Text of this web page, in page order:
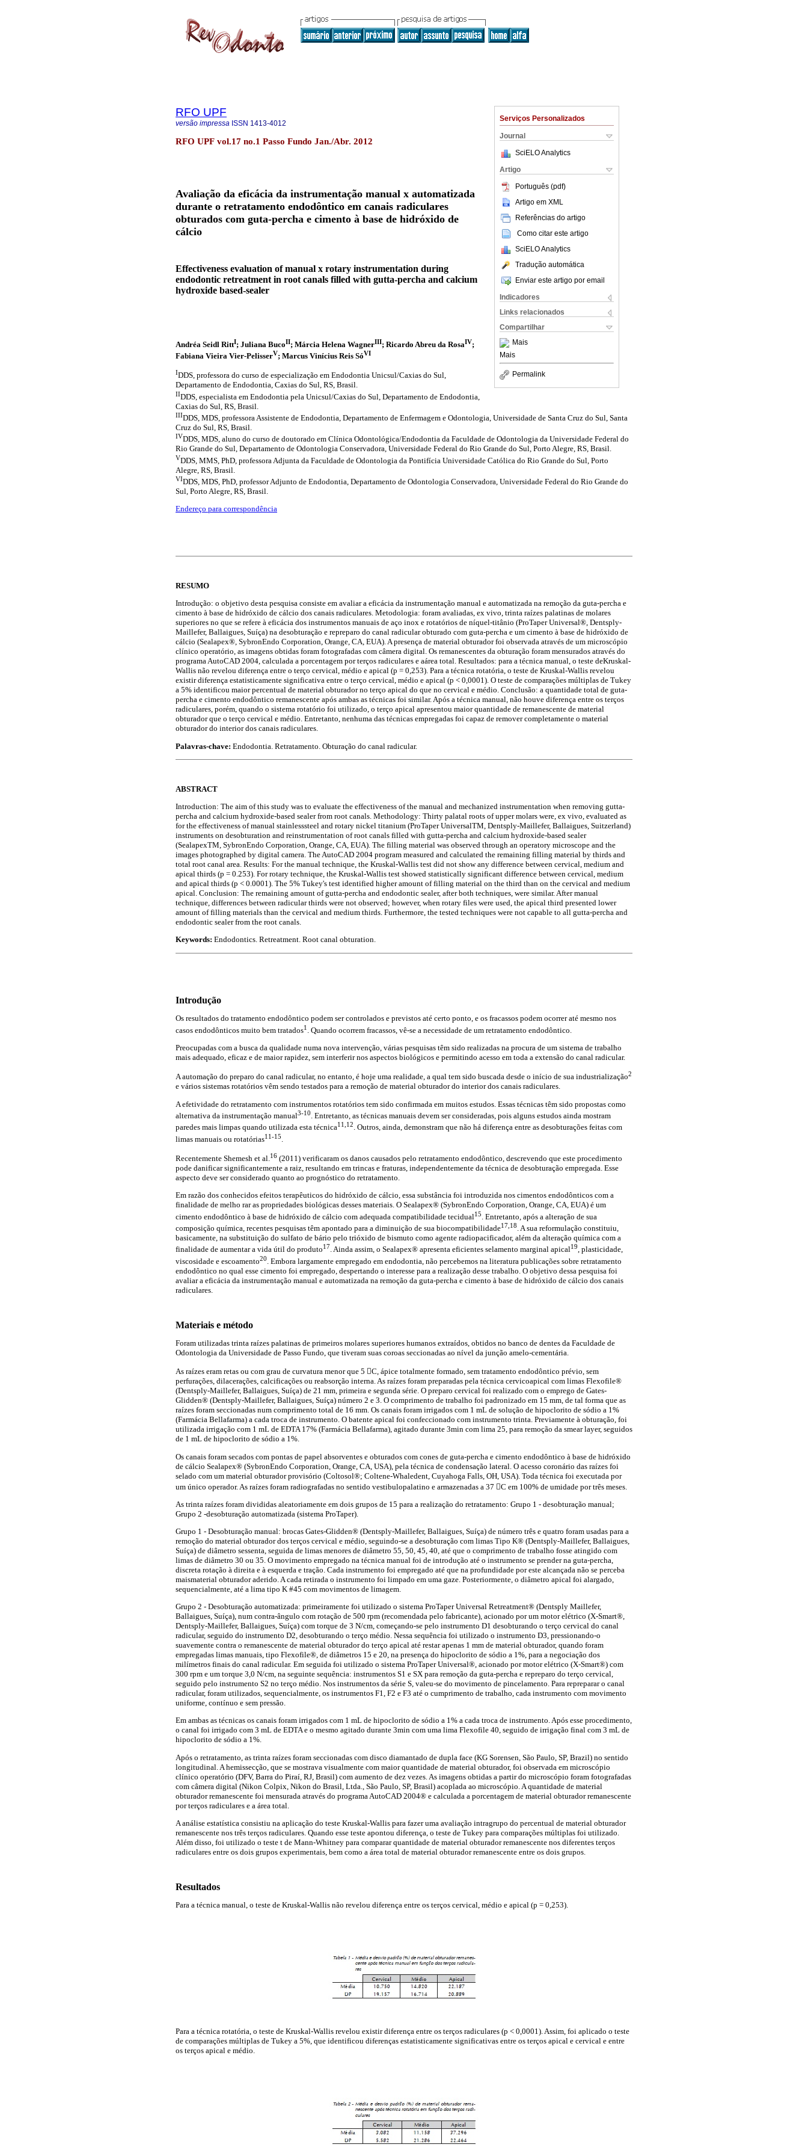
Serviços Personalizados
Journal
SciELO Analytics
Artigo
Português (pdf)
Artigo em XML
Referências do artigo
Como citar este artigo
SciELO Analytics
Tradução automática
Enviar este artigo por email
Indicadores
Links relacionados
Compartilhar
Mais
Mais
Permalink
RFO UPF
versão impressa ISSN 1413-4012
RFO UPF vol.17 no.1 Passo Fundo Jan./Abr. 2012
Avaliação da eficácia da instrumentação manual x automatizada
durante o retratamento endodôntico em canais radiculares
obturados com guta-percha e cimento à base de hidróxido de
cálcio
Effectiveness evaluation of manual x rotary instrumentation during
endodontic retreatment in root canals filled with gutta-percha and calcium
hydroxide based-sealer
Andréa Seidl RittI; Juliana BucoII; Márcia Helena WagnerIII; Ricardo Abreu da RosaIV;
Fabiana Vieira Vier-PelisserV; Marcus Vinícius Reis SóVI
IDDS, professora do curso de especialização em Endodontia Unicsul/Caxias do Sul,
Departamento de Endodontia, Caxias do Sul, RS, Brasil.
IIDDS, especialista em Endodontia pela Unicsul/Caxias do Sul, Departamento de Endodontia,
Caxias do Sul, RS, Brasil.
IIIDDS, MDS, professora Assistente de Endodontia, Departamento de Enfermagem e Odontologia, Universidade de Santa Cruz do Sul, Santa
Cruz do Sul, RS, Brasil.
IVDDS, MDS, aluno do curso de doutorado em Clínica Odontológica/Endodontia da Faculdade de Odontologia da Universidade Federal do
Rio Grande do Sul, Departamento de Odontologia Conservadora, Universidade Federal do Rio Grande do Sul, Porto Alegre, RS, Brasil.
VDDS, MMS, PhD, professora Adjunta da Faculdade de Odontologia da Pontifícia Universidade Católica do Rio Grande do Sul, Porto
Alegre, RS, Brasil.
VIDDS, MDS, PhD, professor Adjunto de Endodontia, Departamento de Odontologia Conservadora, Universidade Federal do Rio Grande do
Sul, Porto Alegre, RS, Brasil.
Endereço para correspondência
RESUMO
Introdução: o objetivo desta pesquisa consiste em avaliar a eficácia da instrumentação manual e automatizada na remoção da guta-percha e
cimento à base de hidróxido de cálcio dos canais radiculares. Metodologia: foram avaliadas, ex vivo, trinta raízes palatinas de molares
superiores no que se refere à eficácia dos instrumentos manuais de aço inox e rotatórios de níquel-titânio (ProTaper Universal®, Dentsply-
Maillefer, Ballaigues, Suíça) na desobturação e repreparo do canal radicular obturado com guta-percha e um cimento à base de hidróxido de
cálcio (Sealapex®, SybronEndo Corporation, Orange, CA, EUA). A presença de material obturador foi observada através de um microscópio
clínico operatório, as imagens obtidas foram fotografadas com câmera digital. Os remanescentes da obturação foram mensurados através do
programa AutoCAD 2004, calculada a porcentagem por terços radiculares e aárea total. Resultados: para a técnica manual, o teste deKruskal-
Wallis não revelou diferença entre o terço cervical, médio e apical (p = 0,253). Para a técnica rotatória, o teste de Kruskal-Wallis revelou
existir diferença estatisticamente significativa entre o terço cervical, médio e apical (p < 0,0001). O teste de comparações múltiplas de Tukey
a 5% identificou maior percentual de material obturador no terço apical do que no cervical e médio. Conclusão: a quantidade total de guta-
percha e cimento endodôntico remanescente após ambas as técnicas foi similar. Após a técnica manual, não houve diferença entre os terços
radiculares, porém, quando o sistema rotatório foi utilizado, o terço apical apresentou maior quantidade de remanescente de material
obturador que o terço cervical e médio. Entretanto, nenhuma das técnicas empregadas foi capaz de remover completamente o material
obturador do interior dos canais radiculares.
Palavras-chave: Endodontia. Retratamento. Obturação do canal radicular.
ABSTRACT
Introduction: The aim of this study was to evaluate the effectiveness of the manual and mechanized instrumentation when removing gutta-
percha and calcium hydroxide-based sealer from root canals. Methodology: Thirty palatal roots of upper molars were, ex vivo, evaluated as
for the effectiveness of manual stainlesssteel and rotary nickel titanium (ProTaper UniversalTM, Dentsply-Maillefer, Ballaigues, Suitzerland)
instruments on desobturation and reinstrumentation of root canals filled with gutta-percha and calcium hydroxide-based sealer
(SealapexTM, SybronEndo Corporation, Orange, CA, EUA). The filling material was observed through an operatory microscope and the
images photographed by digital camera. The AutoCAD 2004 program measured and calculated the remaining filling material by thirds and
total root canal area. Results: For the manual technique, the Kruskal-Wallis test did not show any difference between cervical, medium and
apical thirds (p = 0.253). For rotary technique, the Kruskal-Wallis test showed statistically significant difference between cervical, medium
and apical thirds (p < 0.0001). The 5% Tukey's test identified higher amount of filling material on the third than on the cervical and medium
apical. Conclusion: The remaining amount of gutta-percha and endodontic sealer, after both techniques, were similar. After manual
technique, differences between radicular thirds were not observed; however, when rotary files were used, the apical third presented lower
amount of filling materials than the cervical and medium thirds. Furthermore, the tested techniques were not capable to all gutta-percha and
endodontic sealer from the root canals.
Keywords: Endodontics. Retreatment. Root canal obturation.
Introdução
Os resultados do tratamento endodôntico podem ser controlados e previstos até certo ponto, e os fracassos podem ocorrer até mesmo nos
casos endodônticos muito bem tratados1
. Quando ocorrem fracassos, vê-se a necessidade de um retratamento endodôntico.
Preocupadas com a busca da qualidade numa nova intervenção, várias pesquisas têm sido realizadas na procura de um sistema de trabalho
mais adequado, eficaz e de maior rapidez, sem interferir nos aspectos biológicos e permitindo acesso em toda a extensão do canal radicular.
A automação do preparo do canal radicular, no entanto, é hoje uma realidade, a qual tem sido buscada desde o início de sua industrialização2
e vários sistemas rotatórios vêm sendo testados para a remoção de material obturador do interior dos canais radiculares.
A efetividade do retratamento com instrumentos rotatórios tem sido confirmada em muitos estudos. Essas técnicas têm sido propostas como
alternativa da instrumentação manual3-10 . Entretanto, as técnicas manuais devem ser consideradas, pois alguns estudos ainda mostram
paredes mais limpas quando utilizada esta técnica11,12. Outros, ainda, demonstram que não há diferença entre as desobturações feitas com
limas manuais ou rotatórias11-15
Recentemente Shemesh et al.16 (2011) verificaram os danos causados pelo retratamento endodôntico, descrevendo que este procedimento
pode danificar significantemente a raiz, resultando em trincas e fraturas, independentemente da técnica de desobturação empregada. Esse
aspecto deve ser considerado quanto ao prognóstico do retratamento.
Em razão dos conhecidos efeitos terapêuticos do hidróxido de cálcio, essa substância foi introduzida nos cimentos endodônticos com a
finalidade de melho rar as propriedades biológicas desses materiais. O Sealapex® (SybronEndo Corporation, Orange, CA, EUA) é um
cimento endodôntico à base de hidróxido de cálcio com adequada compatibilidade tecidual15 . Entretanto, após a alteração de sua
composição química, recentes pesquisas têm apontado para a diminuição de sua biocompatibilidade17,18 . A sua reformulação constituiu,
basicamente, na substituição do sulfato de bário pelo trióxido de bismuto como agente radiopacificador, além da alteração química com a
finalidade de aumentar a vida útil do produto17. Ainda assim, o Sealapex® apresenta eficientes selamento marginal apical19, plasticidade,
viscosidade e escoamento20 . Embora largamente empregado em endodontia, não percebemos na literatura publicações sobre retratamento
endodôntico no qual esse cimento foi empregado, despertando o interesse para a realização desse trabalho. O objetivo dessa pesquisa foi
avaliar a eficácia da instrumentação manual e automatizada na remoção da guta-percha e cimento à base de hidróxido de cálcio dos canais
radiculares.
Materiais e método
Foram utilizadas trinta raízes palatinas de primeiros molares superiores humanos extraídos, obtidos no banco de dentes da Faculdade de
Odontologia da Universidade de Passo Fundo, que tiveram suas coroas seccionadas ao nível da junção amelo-cementária.
As raízes eram retas ou com grau de curvatura menor que 5 C, ápice totalmente formado, sem tratamento endodôntico prévio, sem
perfurações, dilacerações, calcificações ou reabsorção interna. As raízes foram preparadas pela técnica cervicoapical com limas Flexofile®
(Dentsply-Maillefer, Ballaigues, Suíça) de 21 mm, primeira e segunda série. O preparo cervical foi realizado com o emprego de Gates-
Glidden® (Dentsply-Maillefer, Ballaigues, Suíça) número 2 e 3. O comprimento de trabalho foi padronizado em 15 mm, de tal forma que as
raízes foram seccionadas num comprimento total de 16 mm. Os canais foram irrigados com 1 mL de solução de hipoclorito de sódio a 1%
(Farmácia Bellafarma) a cada troca de instrumento. O batente apical foi confeccionado com instrumento trinta. Previamente à obturação, foi
utilizada irrigação com 1 mL de EDTA 17% (Farmácia Bellafarma), agitado durante 3min com lima 25, para remoção da smear layer, seguidos
de 1 mL de hipoclorito de sódio a 1%.
Os canais foram secados com pontas de papel absorventes e obturados com cones de guta-percha e cimento endodôntico à base de hidróxido
de cálcio Sealapex® (SybronEndo Corporation, Orange, CA, USA), pela técnica de condensação lateral. O acesso coronário das raízes foi
selado com um material obturador provisório (Coltosol®; Coltene-Whaledent, Cuyahoga Falls, OH, USA). Toda técnica foi executada por
um único operador. As raízes foram radiografadas no sentido vestibulopalatino e armazenadas a 37 C em 100% de umidade por três meses.
As trinta raízes foram divididas aleatoriamente em dois grupos de 15 para a realização do retratamento: Grupo 1 - desobturação manual;
Grupo 2 -desobturação automatizada (sistema ProTaper).
Grupo 1 - Desobturação manual: brocas Gates-Glidden® (Dentsply-Maillefer, Ballaigues, Suíça) de número três e quatro foram usadas para a
remoção do material obturador dos terços cervical e médio, seguindo-se a desobturação com limas Tipo K® (Dentsply-Maillefer, Ballaigues,
Suíça) de diâmetro sessenta, seguida de limas menores de diâmetro 55, 50, 45, 40, até que o comprimento de trabalho fosse atingido com
limas de diâmetro 30 ou 35. O movimento empregado na técnica manual foi de introdução até o instrumento se prender na guta-percha,
discreta rotação à direita e à esquerda e tração. Cada instrumento foi empregado até que na profundidade por este alcançada não se perceba
maismaterial obturador aderido. A cada retirada o instrumento foi limpado em uma gaze. Posteriormente, o diâmetro apical foi alargado,
sequencialmente, até a lima tipo K #45 com movimentos de limagem.
Grupo 2 - Desobturação automatizada: primeiramente foi utilizado o sistema ProTaper Universal Retreatment® (Dentsply Maillefer,
Ballaigues, Suíça), num contra-ângulo com rotação de 500 rpm (recomendada pelo fabricante), acionado por um motor elétrico (X-Smart®,
Dentsply-Maillefer, Ballaigues, Suíça) com torque de 3 N/cm, começando-se pelo instrumento D1 desobturando o terço cervical do canal
radicular, seguido do instrumento D2, desobturando o terço médio. Nessa sequência foi utilizado o instrumento D3, pressionando-o
suavemente contra o remanescente de material obturador do terço apical até restar apenas 1 mm de material obturador, quando foram
empregadas limas manuais, tipo Flexofile®, de diâmetros 15 e 20, na presença do hipoclorito de sódio a 1%, para a negociação dos
milímetros finais do canal radicular. Em seguida foi utilizado o sistema ProTaper Universal®, acionado por motor elétrico (X-Smart®) com
300 rpm e um torque 3,0 N/cm, na seguinte sequência: instrumentos S1 e SX para remoção da guta-percha e repreparo do terço cervical,
seguido pelo instrumento S2 no terço médio. Nos instrumentos da série S, valeu-se do movimento de pincelamento. Para repreparar o canal
radicular, foram utilizados, sequencialmente, os instrumentos F1, F2 e F3 até o cumprimento de trabalho, cada instrumento com movimento
uniforme, contínuo e sem pressão.
Em ambas as técnicas os canais foram irrigados com 1 mL de hipoclorito de sódio a 1% a cada troca de instrumento. Após esse procedimento,
o canal foi irrigado com 3 mL de EDTA e o mesmo agitado durante 3min com uma lima Flexofile 40, seguido de irrigação final com 3 mL de
hipoclorito de sódio a 1%.
Após o retratamento, as trinta raízes foram seccionadas com disco diamantado de dupla face (KG Sorensen, São Paulo, SP, Brazil) no sentido
longitudinal. A hemissecção, que se mostrava visualmente com maior quantidade de material obturador, foi observada em microscópio
clínico operatório (DFV, Barra do Piraí, RJ, Brasil) com aumento de dez vezes. As imagens obtidas a partir do microscópio foram fotografadas
com câmera digital (Nikon Colpix, Nikon do Brasil, Ltda., São Paulo, SP, Brasil) acoplada ao microscópio. A quantidade de material
obturador remanescente foi mensurada através do programa AutoCAD 2004® e calculada a porcentagem de material obturador remanescente
por terços radiculares e a área total.
A análise estatística consistiu na aplicação do teste Kruskal-Wallis para fazer uma avaliação intragrupo do percentual de material obturador
remanescente nos três terços radiculares. Quando esse teste apontou diferença, o teste de Tukey para comparações múltiplas foi utilizado.
Além disso, foi utilizado o teste t de Mann-Whitney para comparar quantidade de material obturador remanescente nos diferentes terços
radiculares entre os dois grupos experimentais, bem como a área total de material obturador remanescente entre os dois grupos.
Resultados
Para a técnica manual, o teste de Kruskal-Wallis não revelou diferença entre os terços cervical, médio e apical (p = 0,253).
Para a técnica rotatória, o teste de Kruskal-Wallis revelou existir diferença entre os terços radiculares (p < 0,0001). Assim, foi aplicado o teste
de comparações múltiplas de Tukey a 5%, que identificou diferenças estatisticamente significativas entre os terços apical e cervical e entre
os terços apical e médio.